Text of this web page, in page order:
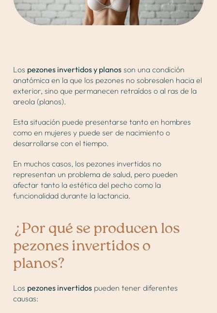
Los pezones invertidos y planos son una condición
anatómica en la que los pezones no sobresalen hacia el
exterior, sino que permanecen retraídos o al ras de la
areola (planos).
Esta situación puede presentarse tanto en hombres
como en mujeres y puede ser de nacimiento o
desarrollarse con el tiempo.
En muchos casos, los pezones invertidos no
representan un problema de salud, pero pueden
afectar tanto la estética del pecho como la
funcionalidad durante la lactancia.
¿Por qué se producen los
pezones invertidos o
planos?
Los pezones invertidos pueden tener diferentes
causas: